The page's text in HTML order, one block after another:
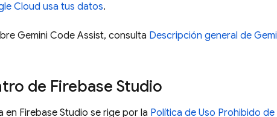
Cloud usa tus datos.
Gemini Code Assist, consulta Descripción general de
de Firebase Studio
en Firebase Studio se rige por la Política de Uso Prohibido de